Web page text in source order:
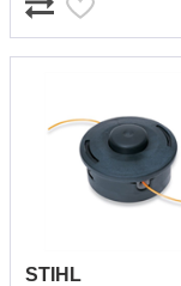
STIHL